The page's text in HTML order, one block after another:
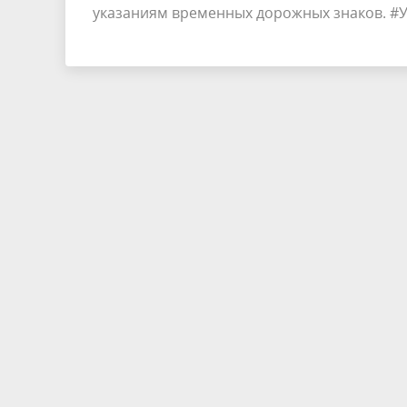
указаниям временных дорожных знаков.